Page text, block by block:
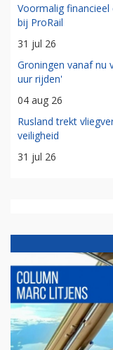
Voormalig financieel
bij ProRail
31 jul 26
Groningen vanaf nu
uur rijden'
04 aug 26
Rusland trekt
veiligheid
31 jul 26